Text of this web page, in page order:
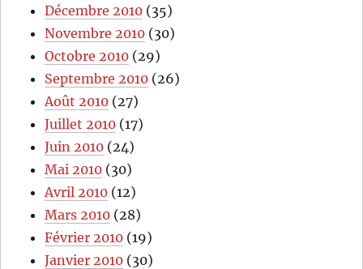
Décembre 2010 (35)
Novembre 2010 (30)
Octobre 2010 (29)
Septembre 2010 (26)
Août 2010 (27)
Juillet 2010 (17)
Juin 2010 (24)
Mai 2010 (30)
Avril 2010 (12)
Mars 2010 (28)
Février 2010 (19)
Janvier 2010 (30)